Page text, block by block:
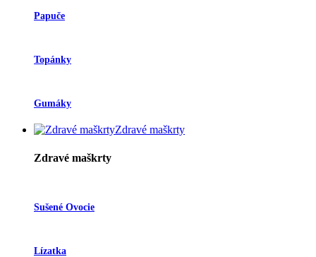
Papuče
Topánky
Gumáky
Zdravé maškrty
Zdravé maškrty
Sušené Ovocie
Lízatka